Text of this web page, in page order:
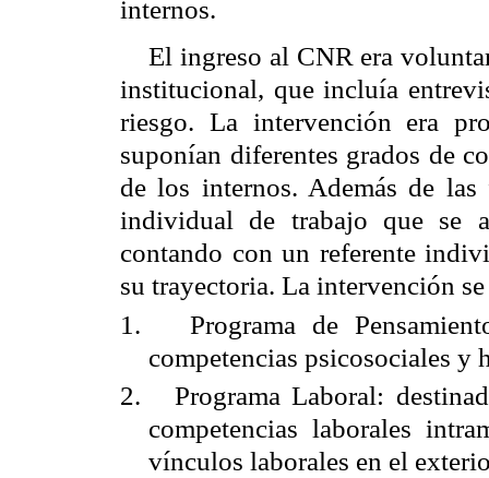
internos.
El ingreso al CNR era
institucional, que incluía
riesgo. La intervención era
suponían diferentes grados de
de los internos. Además de
individual de trabajo que se
contando con un referente
su trayectoria. La intervención
1. Programa de
competencias psicosociales y
2. Programa Laboral:
competencias laborales
vínculos laborales en el